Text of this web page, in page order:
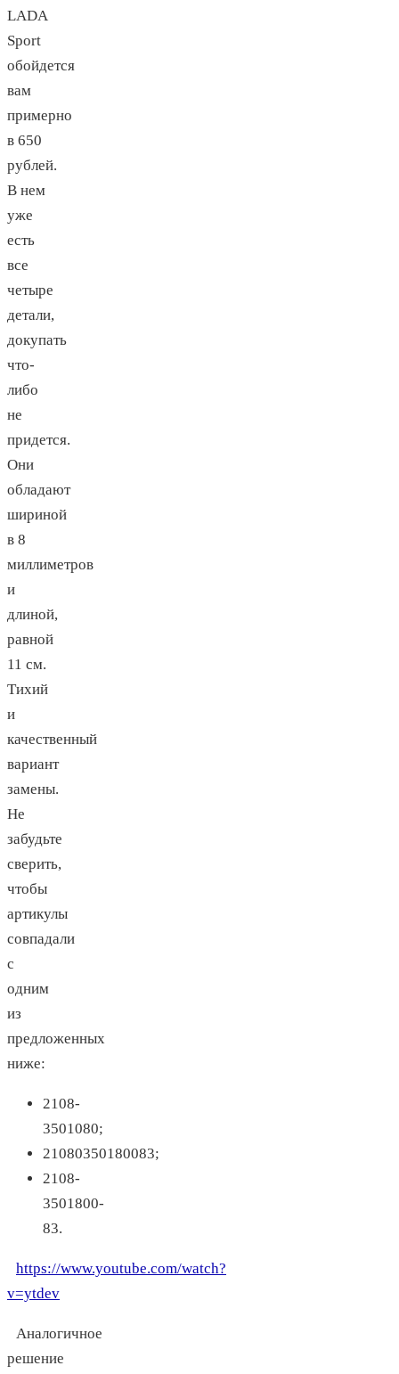
LADA
Sport
обойдется
вам
примерно
в 650
рублей.
В нем
уже
есть
все
четыре
детали,
докупать
что-
либо
не
придется.
Они
обладают
шириной
в 8
миллиметров
и
длиной,
равной
11 см.
Тихий
и
качественный
вариант
замены.
Не
забудьте
сверить,
чтобы
артикулы
совпадали
с
одним
из
предложенных
ниже:
2108-
3501080;
21080350180083;
2108-
3501800-
83.
https://www.youtube.com/watch?
v=ytdev
Аналогичное
решение